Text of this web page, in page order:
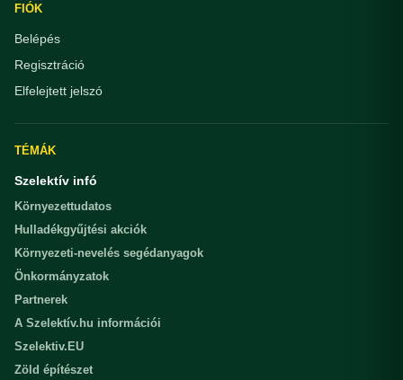
FIÓK
Belépés
Regisztráció
Elfelejtett jelszó
TÉMÁK
Szelektív infó
Környezettudatos
Hulladékgyűjtési akciók
Környezeti-nevelés segédanyagok
Önkormányzatok
Partnerek
A Szelektív.hu információi
Szelektiv.EU
Zöld építészet